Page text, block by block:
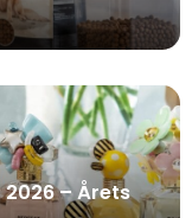
– Årets